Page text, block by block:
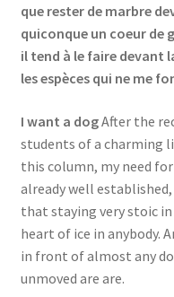
Privacy Tools
Private Tuition
Terms and Conditions
Categories
que rester de marbre
quiconque un coeur de
il tend à le faire devant
les espèces qui ne me
I want a dogAfter the
students of a charming
this column, my need
already well
that staying very stoic
heart of ice in anybody.
in front of almost any
unmoved are are.